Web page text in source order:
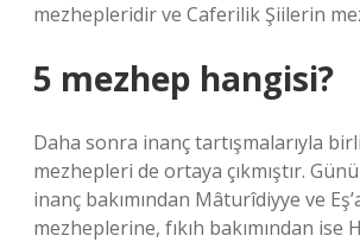
mezhepleridir ve Caferilik Şiilerin
5 mezhep hangisi?
Daha sonra inanç tartışmalarıyla
mezhepleri de ortaya çıkmıştır.
inanç bakımından Mâturîdiyye ve
mezheplerine, fıkıh bakımından ise